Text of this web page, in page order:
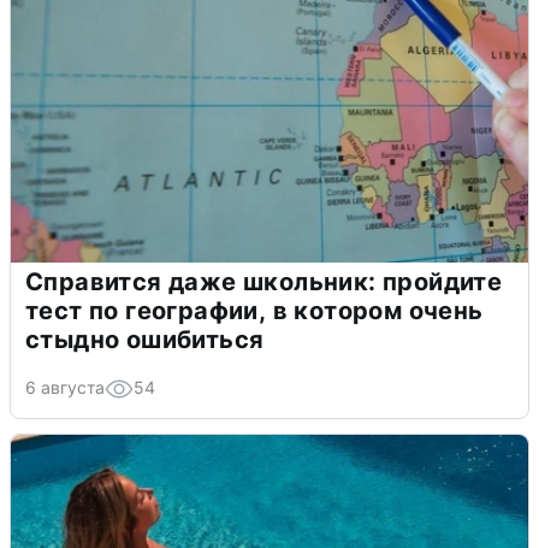
Справится даже школьник: пройдите
тест по географии, в котором очень
стыдно ошибиться
6 августа 54